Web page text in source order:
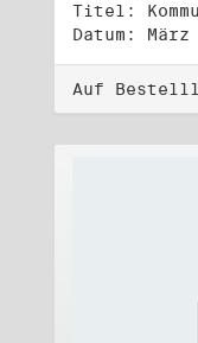
Titel:
Datum:
Auf